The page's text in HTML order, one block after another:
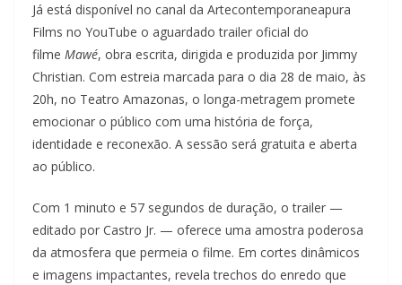
Já está disponível no canal da Artecontemporaneapura
Films no YouTube o aguardado trailer oficial do
filme Mawé, obra escrita, dirigida e produzida por Jimmy
Christian. Com estreia marcada para o dia 28 de maio, às
20h, no Teatro Amazonas, o longa-metragem promete
emocionar o público com uma história de força,
identidade e reconexão. A sessão será gratuita e aberta
ao público.
Com 1 minuto e 57 segundos de duração, o trailer —
editado por Castro Jr. — oferece uma amostra poderosa
da atmosfera que permeia o filme. Em cortes dinâmicos
e imagens impactantes, revela trechos do enredo que